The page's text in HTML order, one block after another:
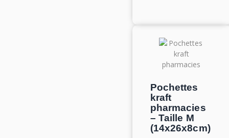
Pochettes
kraft
pharmacies
– Taille M
(14x26x8cm)